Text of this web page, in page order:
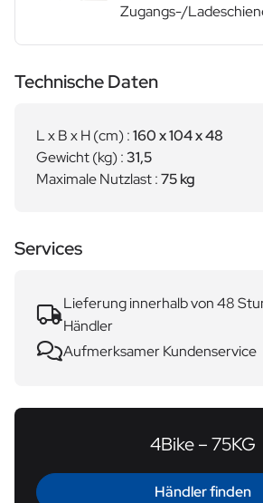
Zugangs-/
Technische Daten
L x B x H (cm) :160 x 104 x 48
Gewicht (kg) :31,5
Maximale Nutzlast :75 kg
Services
Lieferung innerhalb von 48
Händler
Aufmerksamer Kundenservice
4Bike – 75KG
Händler finden